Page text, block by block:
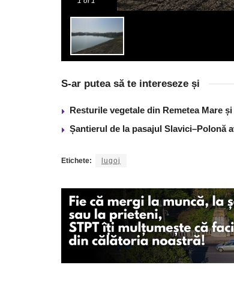
S-ar putea să te intereseze și
Resturile vegetale din Remetea Mare
Șantierul de la pasajul Slavici–Polonă
Etichete: lugoj